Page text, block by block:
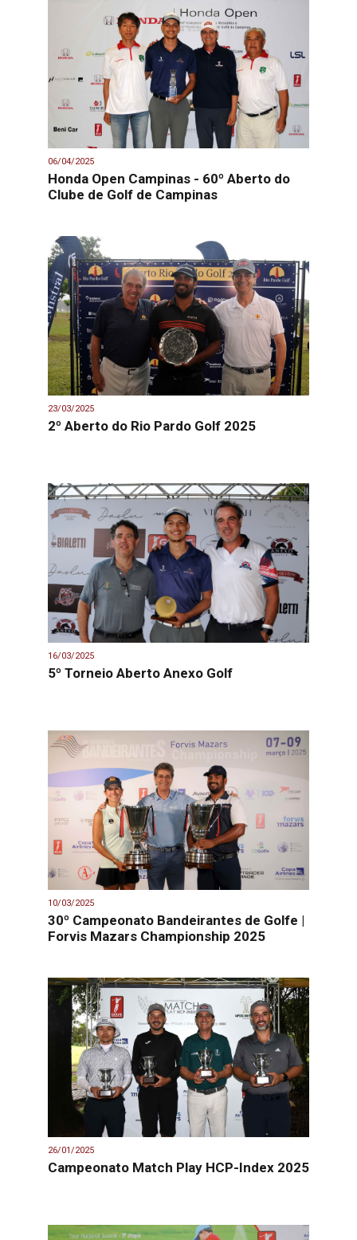
06/04/2025
Honda Open Campinas - 60º Aberto do
Clube de Golf de Campinas
23/03/2025
2º Aberto do Rio Pardo Golf 2025
16/03/2025
5º Torneio Aberto Anexo Golf
10/03/2025
30º Campeonato Bandeirantes de Golfe |
Forvis Mazars Championship 2025
26/01/2025
Campeonato Match Play HCP-Index 2025